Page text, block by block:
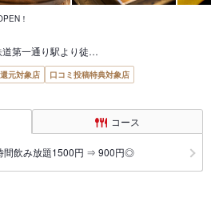
！
道第一通り駅より徒…
元対象店
口コミ投稿特典対象店
コース
間飲み放題1500円 ⇒ 900円◎